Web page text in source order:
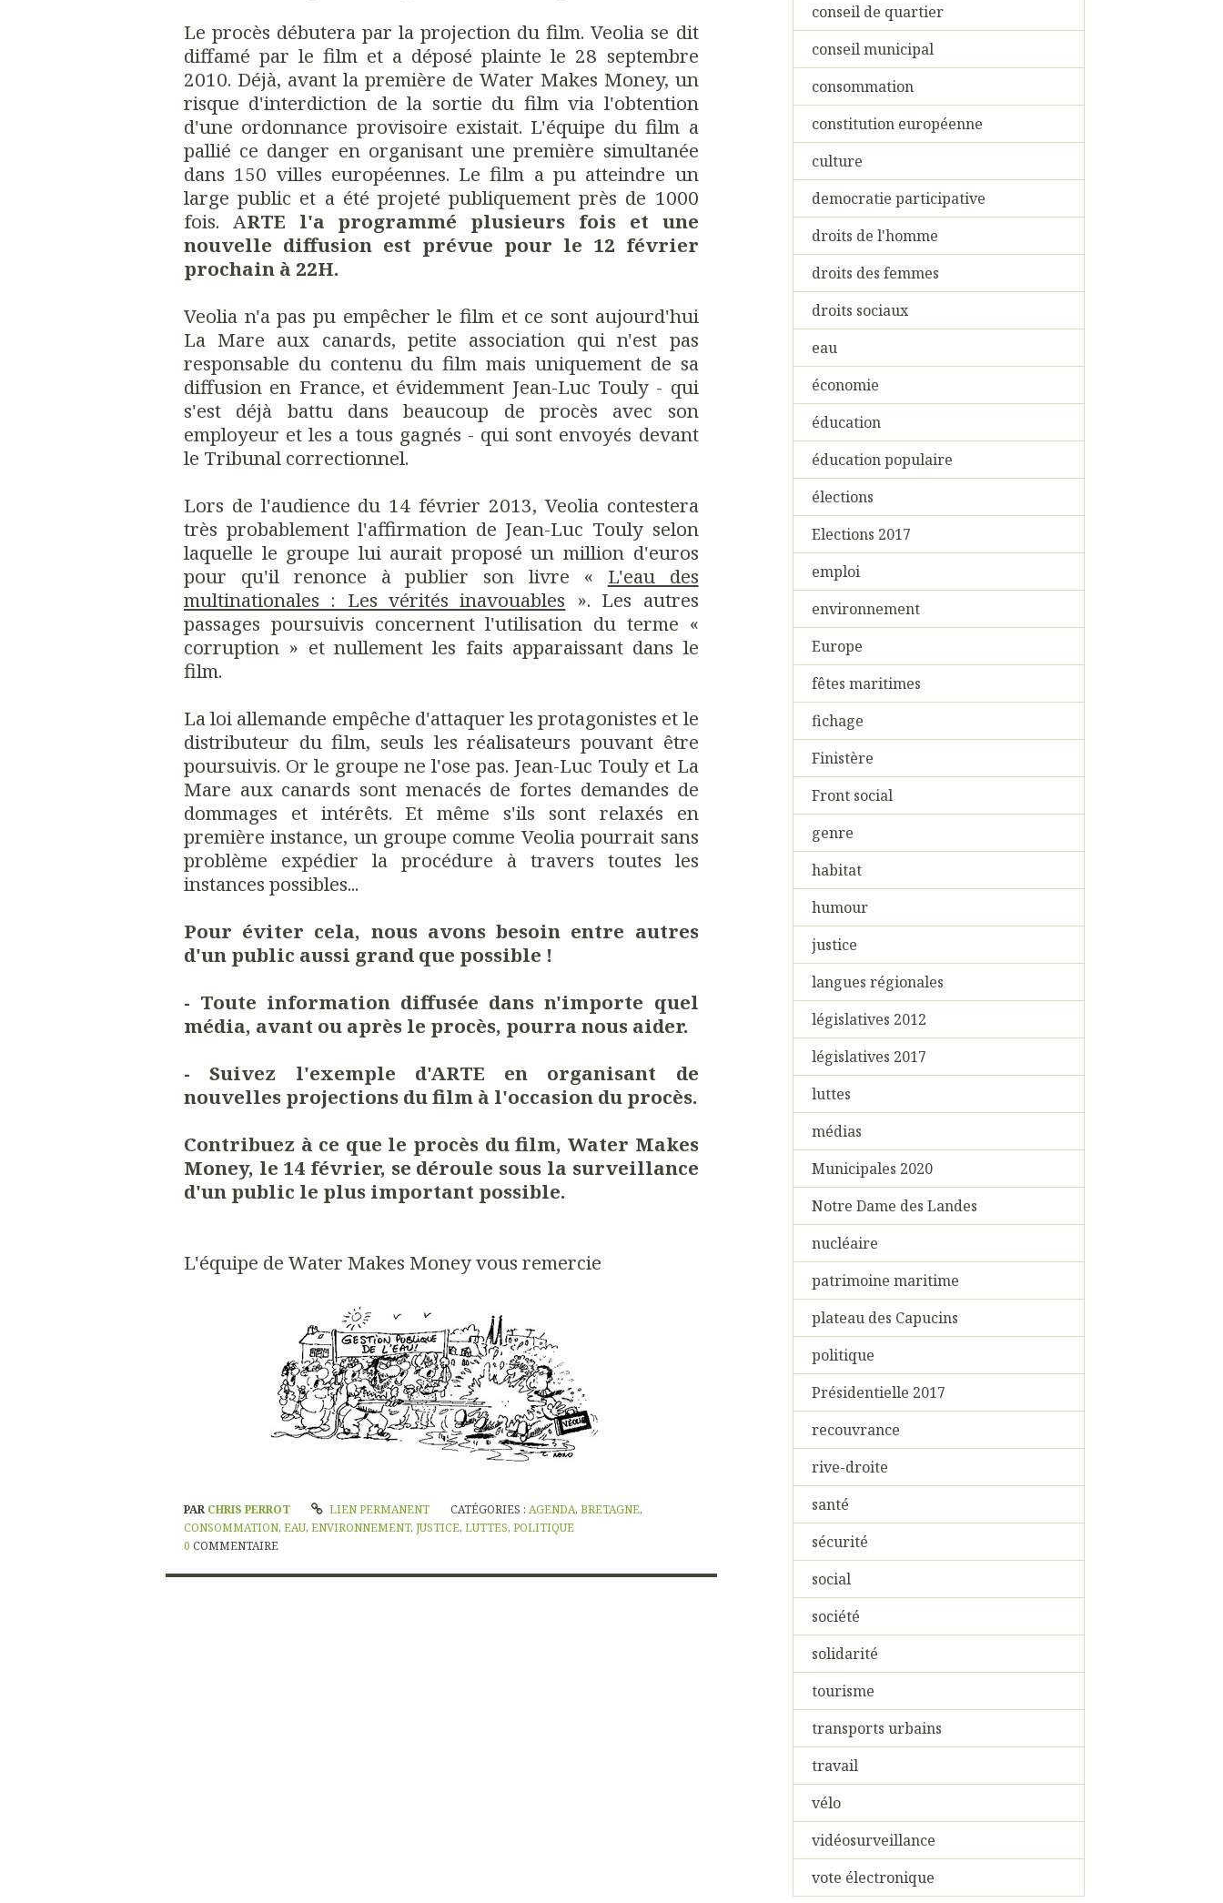
Le procès débutera par la projection du film. Veolia se dit
diffamé par le film et a déposé plainte le 28 septembre
2010. Déjà, avant la première de Water Makes Money, un
risque d'interdiction de la sortie du film via l'obtention
d'une ordonnance provisoire existait. L'équipe du film a
pallié ce danger en organisant une première simultanée
dans 150 villes européennes. Le film a pu atteindre un
large public et a été projeté publiquement près de 1000
fois. ARTE l'a programmé plusieurs fois et une
nouvelle diffusion est prévue pour le 12 février
prochain à 22H.
Veolia n'a pas pu empêcher le film et ce sont aujourd'hui
La Mare aux canards, petite association qui n'est pas
responsable du contenu du film mais uniquement de sa
diffusion en France, et évidemment Jean-Luc Touly - qui
s'est déjà battu dans beaucoup de procès avec son
employeur et les a tous gagnés - qui sont envoyés devant
le Tribunal correctionnel.
Lors de l'audience du 14 février 2013, Veolia contestera
très probablement l'affirmation de Jean-Luc Touly selon
laquelle le groupe lui aurait proposé un million d'euros
pour qu'il renonce à publier son livre « L'eau des
multinationales : Les vérités inavouables ». Les autres
passages poursuivis concernent l'utilisation du terme «
corruption » et nullement les faits apparaissant dans le
film.
La loi allemande empêche d'attaquer les protagonistes et le
distributeur du film, seuls les réalisateurs pouvant être
poursuivis. Or le groupe ne l'ose pas. Jean-Luc Touly et La
Mare aux canards sont menacés de fortes demandes de
dommages et intérêts. Et même s'ils sont relaxés en
première instance, un groupe comme Veolia pourrait sans
problème expédier la procédure à travers toutes les
instances possibles...
Pour éviter cela, nous avons besoin entre autres
d'un public aussi grand que possible !
- Toute information diffusée dans n'importe quel
média, avant ou après le procès, pourra nous aider.
- Suivez l'exemple d'ARTE en organisant de
nouvelles projections du film à l'occasion du procès.
Contribuez à ce que le procès du film, Water Makes
Money, le 14 février, se déroule sous la surveillance
d'un public le plus important possible.
L'équipe de Water Makes Money vous remercie
PAR CHRIS PERROT LIEN PERMANENT CATÉGORIES :AGENDA,BRETAGNE,
CONSOMMATION, EAU, ENVIRONNEMENT, JUSTICE, LUTTES, POLITIQUE
0 COMMENTAIRE
conseil de quartier
conseil municipal
consommation
constitution européenne
culture
democratie participative
droits de l'homme
droits des femmes
droits sociaux
eau
économie
éducation
éducation populaire
élections
Elections 2017
emploi
environnement
Europe
fêtes maritimes
fichage
Finistère
Front social
genre
habitat
humour
justice
langues régionales
législatives 2012
législatives 2017
luttes
médias
Municipales 2020
Notre Dame des Landes
nucléaire
patrimoine maritime
plateau des Capucins
politique
Présidentielle 2017
recouvrance
rive-droite
santé
sécurité
social
société
solidarité
tourisme
transports urbains
travail
vélo
vidéosurveillance
vote électronique